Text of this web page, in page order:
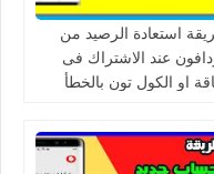
استعادة الرصيد من
عند الاشتراك فى
او الكول تون بالخطأ